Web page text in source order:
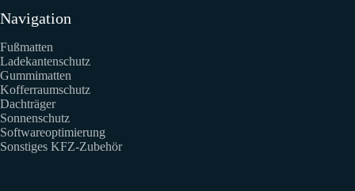
Navigation
Fußmatten
Ladekantenschutz
Gummimatten
Kofferraumschutz
Dachträger
Sonnenschutz
Softwareoptimierung
Sonstiges KFZ-Zubehör